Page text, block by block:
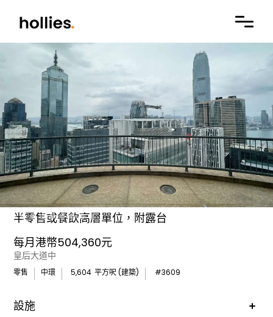
半零售或餐飲高層單位，附露台
每月港幣504,360元
皇后大道中
零售 中環 5,604 平方呎 (建築) #3609
設施